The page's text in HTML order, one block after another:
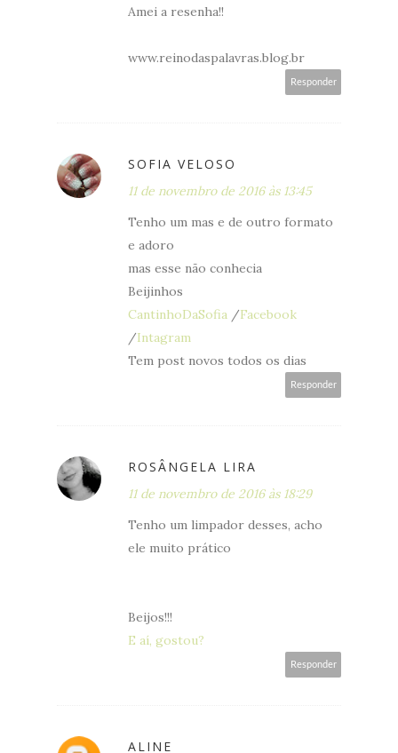
Amei a resenha!!
www.reinodaspalavras.blog.br
Responder
SOFIA VELOSO
11 de novembro de 2016 às 13:45
Tenho um mas e de outro formato
e adoro
mas esse não conhecia
Beijinhos
CantinhoDaSofia /Facebook
/Intagram
Tem post novos todos os dias
Responder
ROSÂNGELA LIRA
11 de novembro de 2016 às 18:29
Tenho um limpador desses, acho
ele muito prático
Beijos!!!
E aí, gostou?
Responder
ALINE